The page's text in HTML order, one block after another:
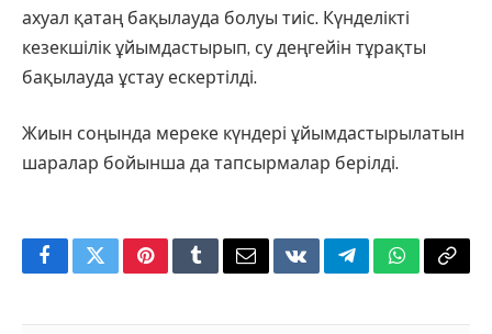
ахуал қатаң бақылауда болуы тиіс. Күнделікті
кезекшілік ұйымдастырып, су деңгейін тұрақты
бақылауда ұстау ескертілді.
Жиын соңында мереке күндері ұйымдастырылатын
шаралар бойынша да тапсырмалар берілді.
FacebookTwitterPinterestTumblrEmailVKontakteTelegramWhatsApp
Copy